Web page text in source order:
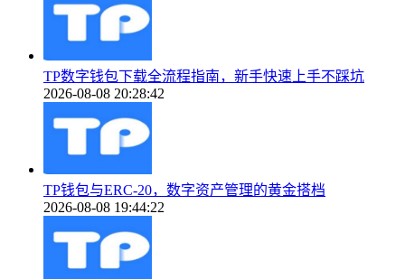
TP数字钱包下载全流程指南，新手快速上手不踩坑
2026-08-08 20:28:42
TP钱包与ERC-20，数字资产管理的黄金搭档
2026-08-08 19:44:22